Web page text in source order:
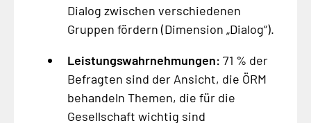
Dialog zwischen verschiedenen
Gruppen fördern (Dimension „Dialog“).
Leistungswahrnehmungen: 71 % der
Befragten sind der Ansicht, die ÖRM
behandeln Themen, die für die
Gesellschaft wichtig sind